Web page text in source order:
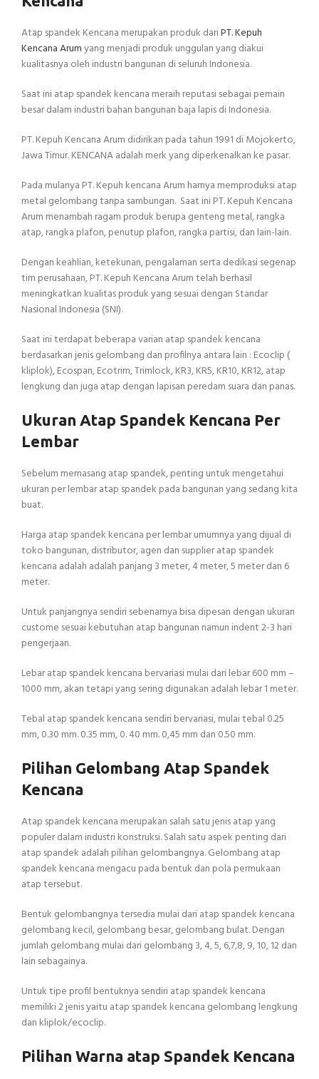
Atap spandek Kencana merupakan produk dariPT. Kepuh
Kencana Arumyang menjadi produk unggulan yang diakui
kualitasnya oleh industri bangunan di seluruh Indonesia.
Saat ini atap spandek kencana meraih reputasi sebagai pemain
besar dalam industri bahan bangunan baja lapis di Indonesia.
PT. Kepuh Kencana Arum didirikan pada tahun 1991 di Mojokerto,
Jawa Timur. KENCANA adalah merk yang diperkenalkan ke pasar.
Pada mulanya PT. Kepuh kencana Arum harnya memproduksi atap
metal gelombang tanpa sambungan. Saat ini PT. Kepuh Kencana
Arum menambah ragam produk berupa genteng metal, rangka
atap, rangka plafon, penutup plafon, rangka partisi, dan lain-lain.
Dengan keahlian, ketekunan, pengalaman serta dedikasi segenap
tim perusahaan, PT. Kepuh Kencana Arum telah berhasil
meningkatkan kualitas produk yang sesuai dengan Standar
Nasional Indonesia (SNI).
Saat ini terdapat beberapa varian atap spandek kencana
berdasarkan jenis gelombang dan profilnya antara lain : Ecoclip (
kliplok), Ecospan, Ecotrim, Trimlock, KR3, KR5, KR10, KR12, atap
lengkung dan juga atap dengan lapisan peredam suara dan panas.
Ukuran Atap Spandek Kencana Per
Lembar
Sebelum memasang atap spandek, penting untuk mengetahui
ukuran per lembar atap spandek pada bangunan yang sedang kita
buat.
Harga atap spandek kencana per lembar umumnya yang dijual di
toko bangunan, distributor, agen dan supplier atap spandek
kencana adalah adalah panjang 3 meter, 4 meter, 5 meter dan 6
meter.
Untuk panjangnya sendiri sebenarnya bisa dipesan dengan ukuran
custome sesuai kebutuhan atap bangunan namun indent 2-3 hari
pengerjaan.
Lebar atap spandek kencana bervariasi mulai dari lebar 600 mm –
1000 mm, akan tetapi yang sering digunakan adalah lebar 1 meter.
Tebal atap spandek kencana sendiri bervariasi, mulai tebal 0.25
mm, 0.30 mm. 0.35 mm, 0. 40 mm. 0,45 mm dan 0.50 mm.
Pilihan Gelombang Atap Spandek
Kencana
Atap spandek kencana merupakan salah satu jenis atap yang
populer dalam industri konstruksi. Salah satu aspek penting dari
atap spandek adalah pilihan gelombangnya. Gelombang atap
spandek kencana mengacu pada bentuk dan pola permukaan
atap tersebut.
Bentuk gelombangnya tersedia mulai dari atap spandek kencana
gelombang kecil, gelombang besar, gelombang bulat. Dengan
jumlah gelombang mulai dari gelombang 3, 4, 5, 6,7,8, 9, 10, 12 dan
lain sebagainya.
Untuk tipe profil bentuknya sendiri atap spandek kencana
memiliki 2 jenis yaitu atap spandek kencana gelombang lengkung
dan kliplok/ecoclip.
Pilihan Warna atap Spandek Kencana